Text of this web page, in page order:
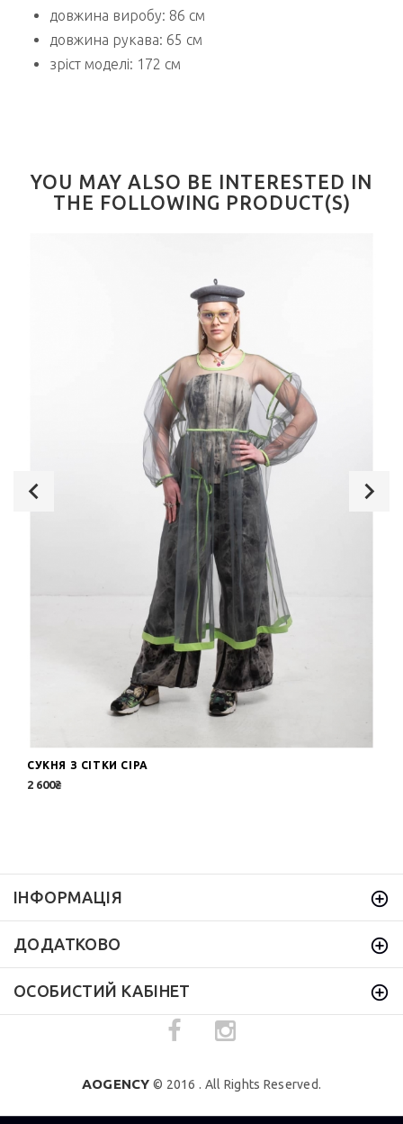
довжина виробу: 86 см
довжина рукава: 65 см
зріст моделі: 172 см
YOU MAY ALSO BE INTERESTED IN
THE FOLLOWING PRODUCT(S)
СУКНЯ З СІТКИ СІРА
2 600₴
ІНФОРМАЦІЯ
ДОДАТКОВО
ОСОБИСТИЙ КАБІНЕТ
AOGENCY © 2016 . All Rights Reserved.